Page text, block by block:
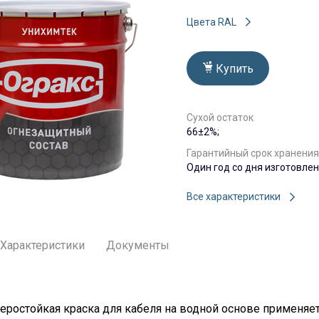
Цвета RAL
Купить
Сухой остаток
66±2%;
Гарантийный срок хранения
Один год со дня
Все характеристики
Характеристики Документы
краска для кабеля на водной основе